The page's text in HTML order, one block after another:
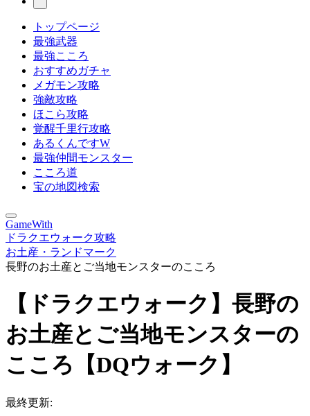
トップページ
最強武器
最強こころ
おすすめガチャ
メガモン攻略
強敵攻略
ほこら攻略
覚醒千里行攻略
あるくんですW
最強仲間モンスター
こころ道
宝の地図検索
GameWith
ドラクエウォーク攻略
お土産・ランドマーク
長野のお土産とご当地モンスターのこころ
【ドラクエウォーク】長野の
お土産とご当地モンスターの
こころ【DQウォーク】
最終更新: